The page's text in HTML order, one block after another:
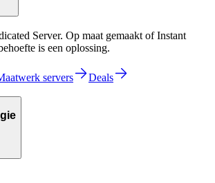
Server. Op maat gemaakt of Instant
is een oplossing.
servers Deals